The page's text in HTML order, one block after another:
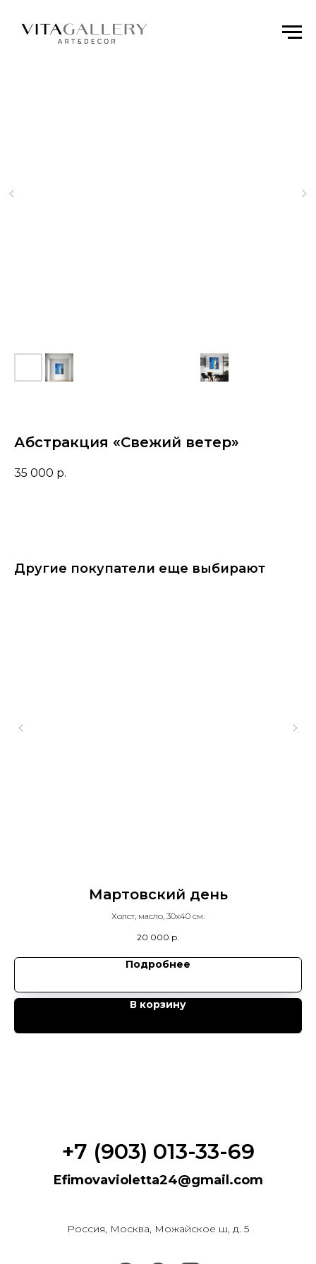
Абстракция «Свежий ветер»
35 000 р.
Другие покупатели еще выбирают
Мартовский день
Холст, масло, 30х40 см.
20 000 р.
Подробнее
В корзину
+7 (903) 013-33-69
Efimovavioletta24@gmail.com
Россия, Москва, Можайское ш, д. 5